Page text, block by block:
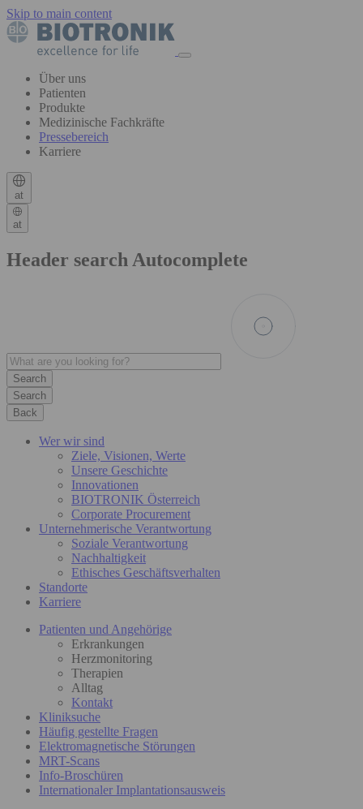
Skip to main content
Über uns
Patienten
Produkte
Medizinische Fachkräfte
Pressebereich
Karriere
at
at
Header search Autocomplete
Search
Back
Wer wir sind
Ziele, Visionen, Werte
Unsere Geschichte
Innovationen
BIOTRONIK Österreich
Corporate Procurement
Unternehmerische Verantwortung
Soziale Verantwortung
Nachhaltigkeit
Ethisches Geschäftsverhalten
Standorte
Karriere
Patienten und Angehörige
Erkrankungen
Herzmonitoring
Therapien
Alltag
Kontakt
Kliniksuche
Häufig gestellte Fragen
Elektromagnetische Störungen
MRT-Scans
Info-Broschüren
Internationaler Implantationsausweis